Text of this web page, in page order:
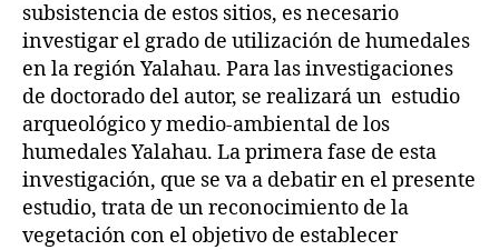
subsistencia de estos sitios, es necesario
investigar el grado de utilización de humedales
en la región Yalahau. Para las investigaciones
de doctorado del autor, se realizará un estudio
arqueológico y medio-ambiental de los
humedales Yalahau. La primera fase de esta
investigación, que se va a debatir en el presente
estudio, trata de un reconocimiento de la
vegetación con el objetivo de establecer